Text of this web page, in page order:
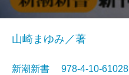
山崎まゆみ／著
新潮新書 978-4-10-